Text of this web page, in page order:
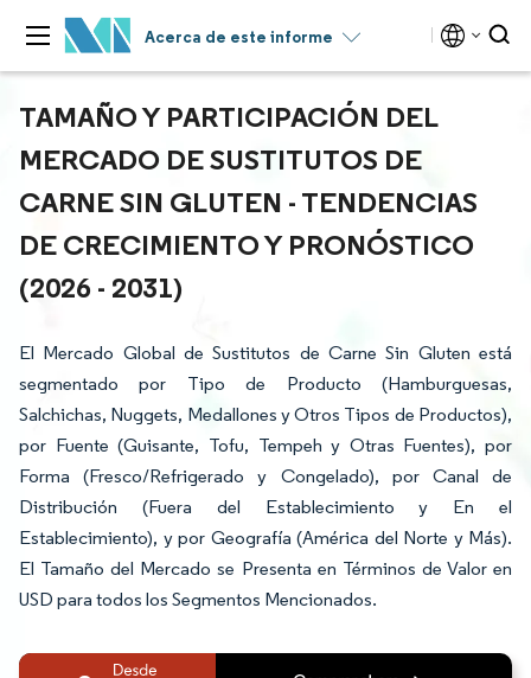
Acerca de este informe
TAMAÑO Y PARTICIPACIÓN DEL
MERCADO DE SUSTITUTOS DE
CARNE SIN GLUTEN - TENDENCIAS
DE CRECIMIENTO Y PRONÓSTICO
(2026 - 2031)
El Mercado Global de Sustitutos de Carne Sin Gluten está
segmentado por Tipo de Producto (Hamburguesas,
Salchichas, Nuggets, Medallones y Otros Tipos de Productos),
por Fuente (Guisante, Tofu, Tempeh y Otras Fuentes), por
Forma (Fresco/Refrigerado y Congelado), por Canal de
Distribución (Fuera del Establecimiento y En el
Establecimiento), y por Geografía (América del Norte y Más).
El Tamaño del Mercado se Presenta en Términos de Valor en
USD para todos los Segmentos Mencionados.